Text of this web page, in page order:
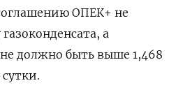
ОПЕК+ не
а
должно быть выше 1,468